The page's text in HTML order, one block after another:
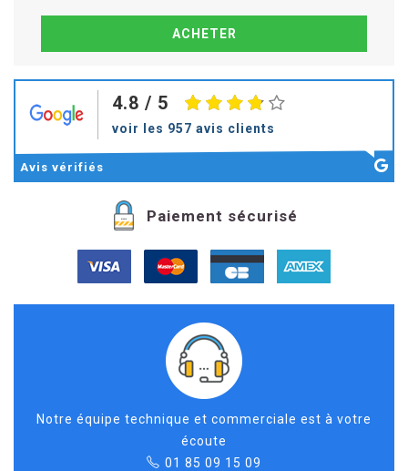
4.8 / 5
voir les 957 avis clients
Avis vérifiés
Paiement sécurisé
Notre équipe technique et commerciale est à votre
écoute
01 85 09 15 09